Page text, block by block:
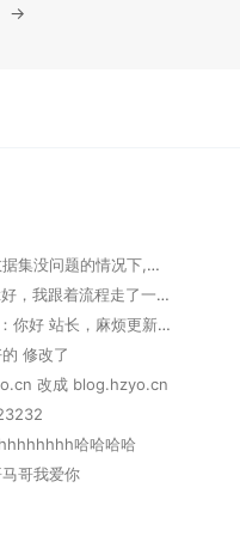
→
admin：数据集没问题的情况下,修改一下学习率或者使用正则化方法
牧马人：lz好，我跟着流程走了一遍，我用弱智吧完整的2000条语句，但是 Train loss 到1.5以后就反复横跳，最后还是1.5，问答后结果也显示没成功。是不是数据集变大了还要另外的修改参数？
Handsom：你好 站长，麻烦更新下小站信息： 本站名称：Handsome 本站原地址：https://www.mmm.sd/ 本站新地址：https://www.lik.cc/ 头像：https://www.lik.cc/upload/logo.png 描述：心若有所向往,何惧道阻且长 RSS：https://www.lik.cc/rss.xml
修改了
改成 blog.hzyo.cn
哈哈哈哈
马哥我爱你